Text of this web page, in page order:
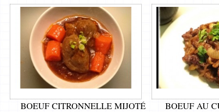
BOEUF CITRONNELLE MIJOTÉ
BOEUF AU